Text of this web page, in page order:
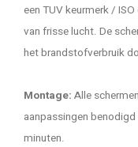
een TUV keurmerk /
van frisse lucht. De
het brandstofverbruik
Montage: Alle
aanpassingen
minuten.